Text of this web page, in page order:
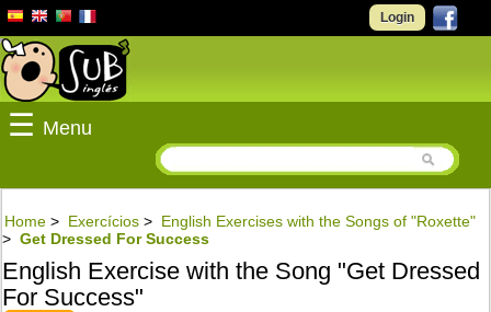
Login
☰ Menu
Home > Exercícios > English Exercises with the Songs of "Roxette"
> Get Dressed For Success
English Exercise with the Song "Get Dressed
For Success"